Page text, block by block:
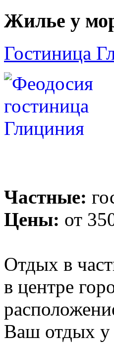
Жилье у
Гостиница
Частные:
Цены: от
Отдых в
в центре
Ваш отдых у